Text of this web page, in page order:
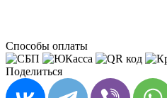
Способы оплаты
Поделиться